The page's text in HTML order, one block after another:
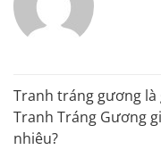
Tranh tráng gương là
Tranh Tráng Gương
nhiêu?